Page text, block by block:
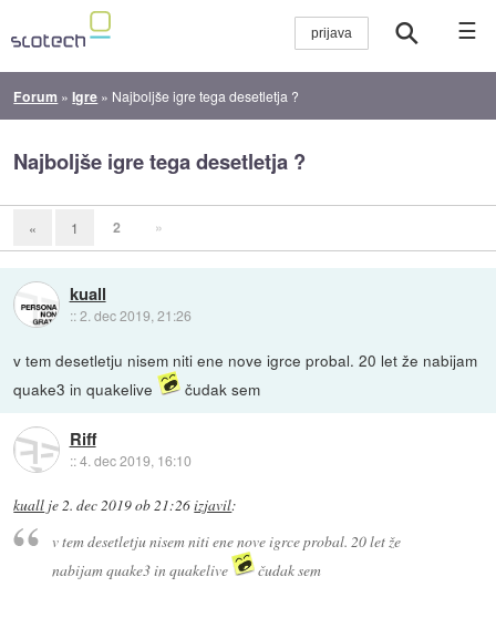
☰
Forum »Igre » Najboljše igre tega desetletja ?
Najboljše igre tega desetletja ?
« 1 2 »
kuall
::2. dec 2019, 21:26
v tem desetletju nisem niti ene nove igrce probal. 20 let že nabijam
quake3 in quakelive
čudak sem
Riff
::4. dec 2019, 16:10
kuall je2. dec 2019 ob 21:26izjavil:
v tem desetletju nisem niti ene nove igrce probal. 20 let že
nabijam quake3 in quakelive
čudak sem